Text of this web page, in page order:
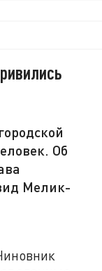
Об
Мелик-